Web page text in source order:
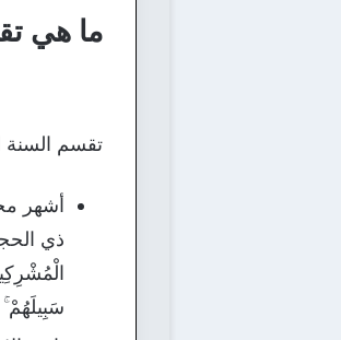
ما هي
تقسم السنة
أشهر
ذي
سَبِيلَهُمْ